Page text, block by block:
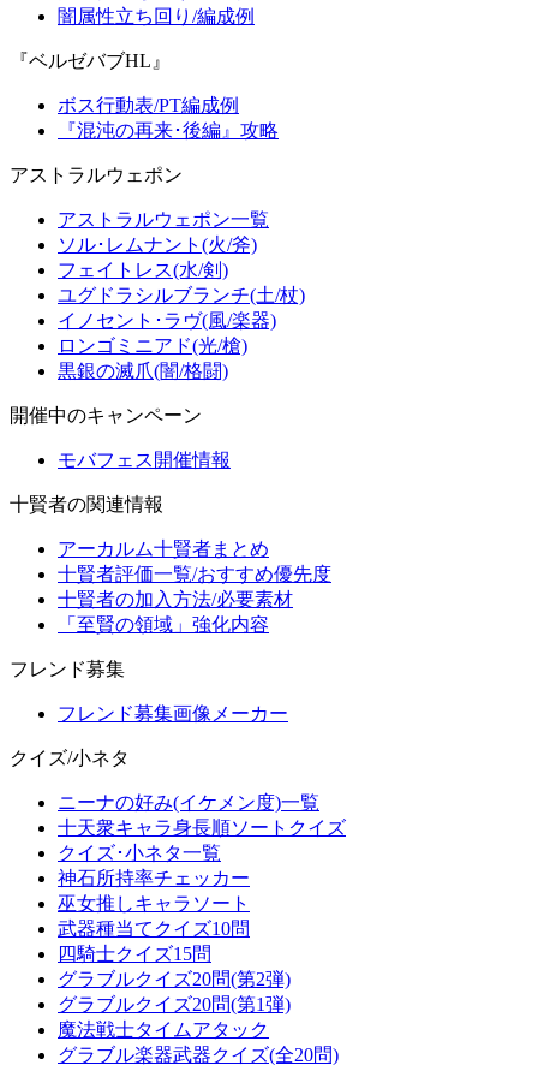
闇属性立ち回り/編成例
『ベルゼバブHL』
ボス行動表/PT編成例
『混沌の再来･後編』攻略
アストラルウェポン
アストラルウェポン一覧
ソル･レムナント(火/斧)
フェイトレス(水/剣)
ユグドラシルブランチ(土/杖)
イノセント･ラヴ(風/楽器)
ロンゴミニアド(光/槍)
黒銀の滅爪(闇/格闘)
開催中のキャンペーン
モバフェス開催情報
十賢者の関連情報
アーカルム十賢者まとめ
十賢者評価一覧/おすすめ優先度
十賢者の加入方法/必要素材
「至賢の領域」強化内容
フレンド募集
フレンド募集画像メーカー
クイズ/小ネタ
ニーナの好み(イケメン度)一覧
十天衆キャラ身長順ソートクイズ
クイズ･小ネタ一覧
神石所持率チェッカー
巫女推しキャラソート
武器種当てクイズ10問
四騎士クイズ15問
グラブルクイズ20問(第2弾)
グラブルクイズ20問(第1弾)
魔法戦士タイムアタック
グラブル楽器武器クイズ(全20問)